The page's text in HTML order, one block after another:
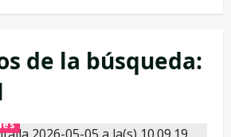
de la búsqueda: